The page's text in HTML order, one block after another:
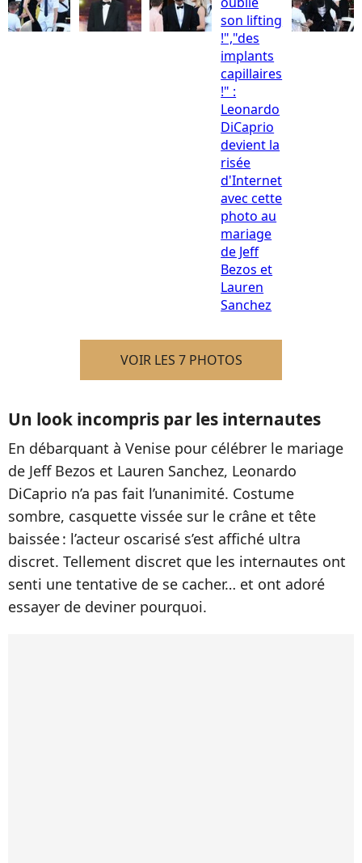
VOIR LES 7 PHOTOS
Un look incompris par les internautes
En débarquant à Venise pour célébrer le mariage
de Jeff Bezos et Lauren Sanchez, Leonardo
DiCaprio n’a pas fait l’unanimité. Costume
sombre, casquette vissée sur le crâne et tête
baissée : l’acteur oscarisé s’est affiché ultra
discret. Tellement discret que les internautes ont
senti une tentative de se cacher… et ont adoré
essayer de deviner pourquoi.